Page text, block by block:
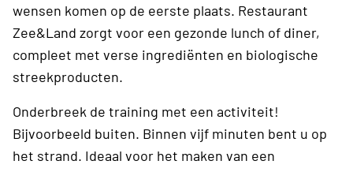
wensen komen op de eerste plaats. Restaurant
Zee&Land zorgt voor een gezonde lunch of diner,
compleet met verse ingrediënten en biologische
streekproducten.
Onderbreek de training met een activiteit!
Bijvoorbeeld buiten. Binnen vijf minuten bent u op
het strand. Ideaal voor het maken van een